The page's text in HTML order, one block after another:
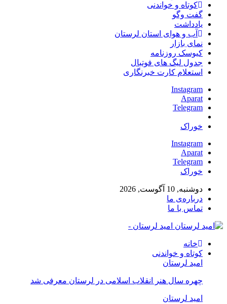
کوتاه و خواندنی
گفت وگو
یادداشت
آب و هوای استان لرستان
نمای بازار
کیوسک روزنامه
جدول لیگ های فوتبال
استعلام کارت خبرنگاری
Instagram
Aparat
Telegram
خوراک
Instagram
Aparat
Telegram
خوراک
دوشنبه, 10 آگوست, 2026
درباره‌ی ما
تماس با ما
امید لرستان -
خانه
کوتاه و خواندنی
امید لرستان
چهره سال هنر انقلاب اسلامی در لرستان معرفی شد
امید لرستان